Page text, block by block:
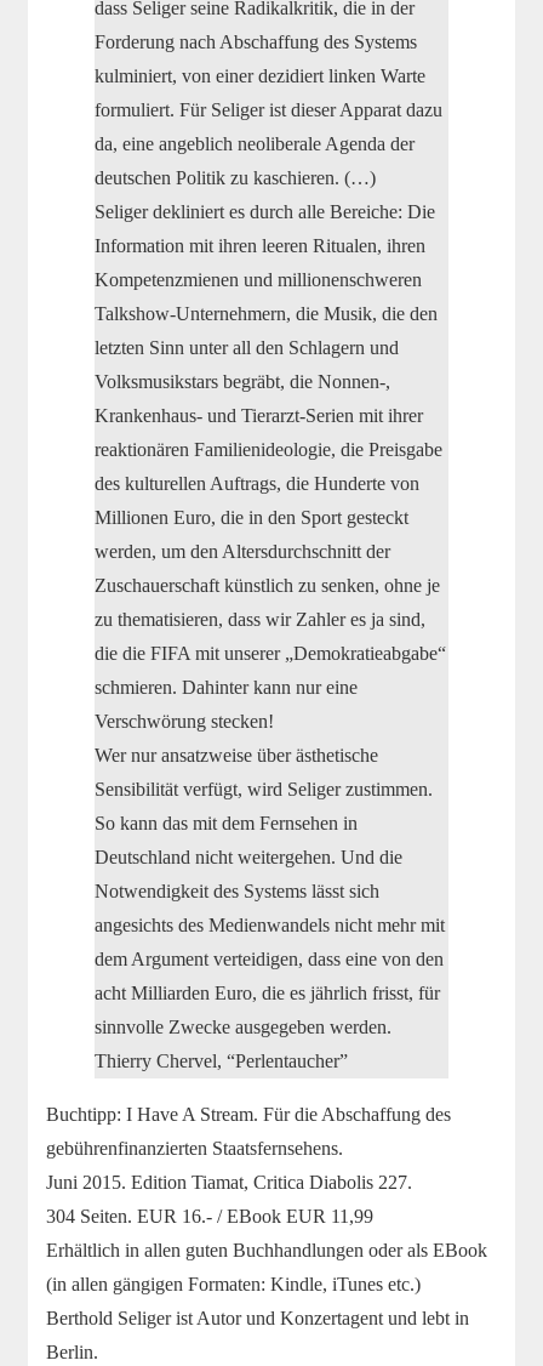
dass Seliger seine Radikalkritik, die in der
Forderung nach Abschaffung des Systems
kulminiert, von einer dezidiert linken Warte
formuliert. Für Seliger ist dieser Apparat dazu
da, eine angeblich neoliberale Agenda der
deutschen Politik zu kaschieren. (…)
Seliger dekliniert es durch alle Bereiche: Die
Information mit ihren leeren Ritualen, ihren
Kompetenzmienen und millionenschweren
Talkshow-Unternehmern, die Musik, die den
letzten Sinn unter all den Schlagern und
Volksmusikstars begräbt, die Nonnen-,
Krankenhaus- und Tierarzt-Serien mit ihrer
reaktionären Familienideologie, die Preisgabe
des kulturellen Auftrags, die Hunderte von
Millionen Euro, die in den Sport gesteckt
werden, um den Altersdurchschnitt der
Zuschauerschaft künstlich zu senken, ohne je
zu thematisieren, dass wir Zahler es ja sind,
die die FIFA mit unserer „Demokratieabgabe“
schmieren. Dahinter kann nur eine
Verschwörung stecken!
Wer nur ansatzweise über ästhetische
Sensibilität verfügt, wird Seliger zustimmen.
So kann das mit dem Fernsehen in
Deutschland nicht weitergehen. Und die
Notwendigkeit des Systems lässt sich
angesichts des Medienwandels nicht mehr mit
dem Argument verteidigen, dass eine von den
acht Milliarden Euro, die es jährlich frisst, für
sinnvolle Zwecke ausgegeben werden.
Thierry Chervel, “Perlentaucher”
Buchtipp: I Have A Stream. Für die Abschaffung des
gebührenfinanzierten Staatsfernsehens.
Juni 2015. Edition Tiamat, Critica Diabolis 227.
304 Seiten. EUR 16.- / EBook EUR 11,99
Erhältlich in allen guten Buchhandlungen oder als EBook
(in allen gängigen Formaten: Kindle, iTunes etc.)
Berthold Seliger ist Autor und Konzertagent und lebt in
Berlin.